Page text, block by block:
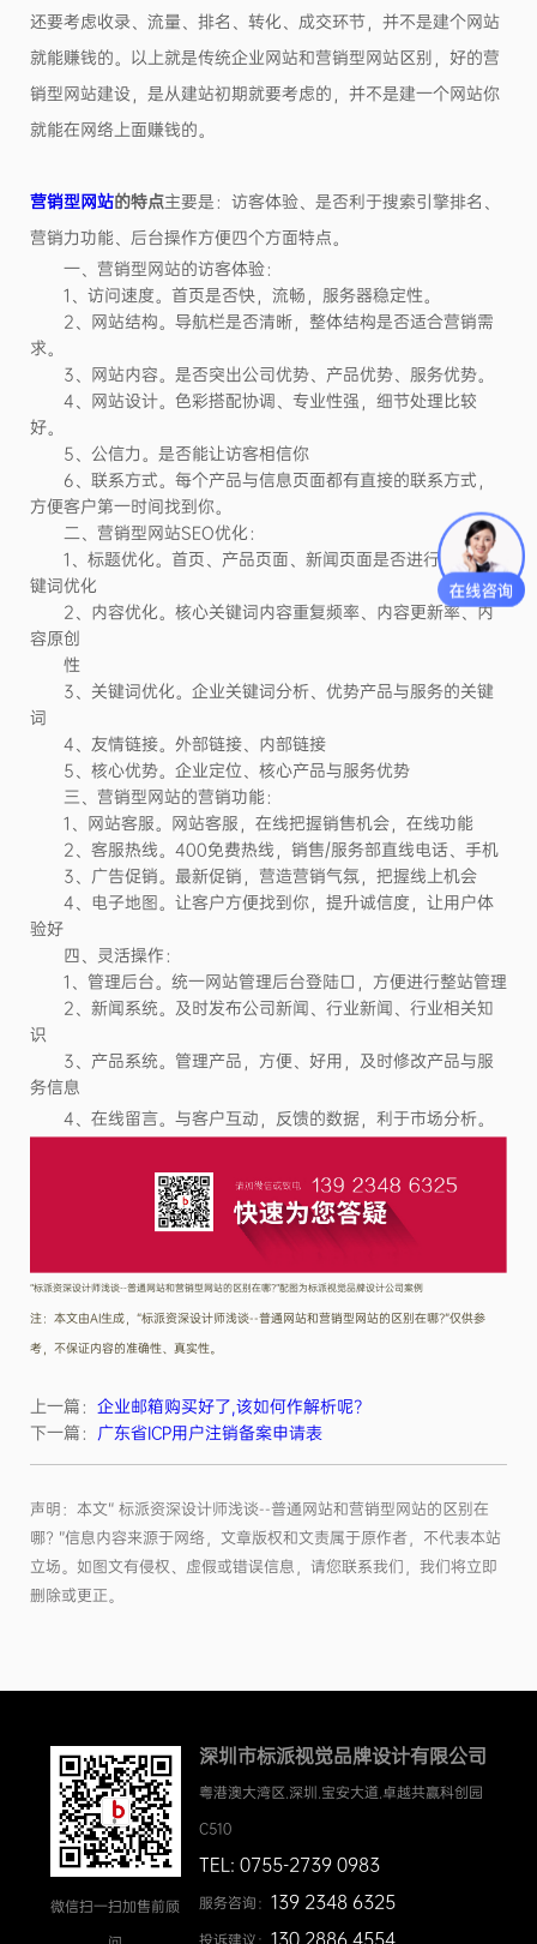
还要考虑收录、流量、排名、转化、成交环节，并不是建个网站
就能赚钱的。以上就是传统企业网站和营销型网站区别，好的营
销型网站建设，是从建站初期就要考虑的，并不是建一个网站你
就能在网络上面赚钱的。
营销型网站的特点主要是：访客体验、是否利于搜索引擎排名、
营销力功能、后台操作方便四个方面特点。
一、营销型网站的访客体验：
1、访问速度。首页是否快，流畅，服务器稳定性。
2、网站结构。导航栏是否清晰，整体结构是否适合营销需
求。
3、网站内容。是否突出公司优势、产品优势、服务优势。
4、网站设计。色彩搭配协调、专业性强，细节处理比较
好。
5、公信力。是否能让访客相信你
6、联系方式。每个产品与信息页面都有直接的联系方式，
方便客户第一时间找到你。
二、营销型网站SEO优化：
1、标题优化。首页、产品页面、新闻页面是否进行针对性关
键词优化
2、内容优化。核心关键词内容重复频率、内容更新率、内
容原创
性
3、关键词优化。企业关键词分析、优势产品与服务的关键
词
4、友情链接。外部链接、内部链接
5、核心优势。企业定位、核心产品与服务优势
三、营销型网站的营销功能：
1、网站客服。网站客服，在线把握销售机会，在线功能
2、客服热线。400免费热线，销售/服务部直线电话、手机
3、广告促销。最新促销，营造营销气氛，把握线上机会
4、电子地图。让客户方便找到你，提升诚信度，让用户体
验好
四、灵活操作：
1、管理后台。统一网站管理后台登陆口，方便进行整站管理
2、新闻系统。及时发布公司新闻、行业新闻、行业相关知
识
3、产品系统。管理产品，方便、好用，及时修改产品与服
务信息
4、在线留言。与客户互动，反馈的数据，利于市场分析。
“标派资深设计师浅谈--普通网站和营销型网站的区别在哪?”配图为标派视觉品牌设计公司案例
注：本文由AI生成，“标派资深设计师浅谈--普通网站和营销型网站的区别在哪?”仅供参
考，不保证内容的准确性、真实性。
上一篇： 企业邮箱购买好了,该如何作解析呢?
下一篇： 广东省ICP用户注销备案申请表
声明：本文“ 标派资深设计师浅谈--普通网站和营销型网站的区别在
哪? ”信息内容来源于网络，文章版权和文责属于原作者，不代表本站
立场。如图文有侵权、虚假或错误信息，请您联系我们，我们将立即
删除或更正。
微信扫一扫加售前顾
深圳市标派视觉品牌设计有限公司
粤港澳大湾区.深圳.宝安大道.卓越共赢科创园
C510
TEL: 0755-2739 0983
服务咨询： 139 2348 6325
130 2886 4554